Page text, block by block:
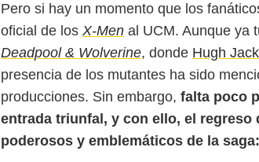
Pero si hay un momento que los
oficial de los X-Men al UCM. Aunque ya
Deadpool & Wolverine, donde Hugh
presencia de los mutantes ha sido
producciones. Sin embargo, falta poco
entrada triunfal, y con ello, el regreso
poderosos y emblemáticos de la